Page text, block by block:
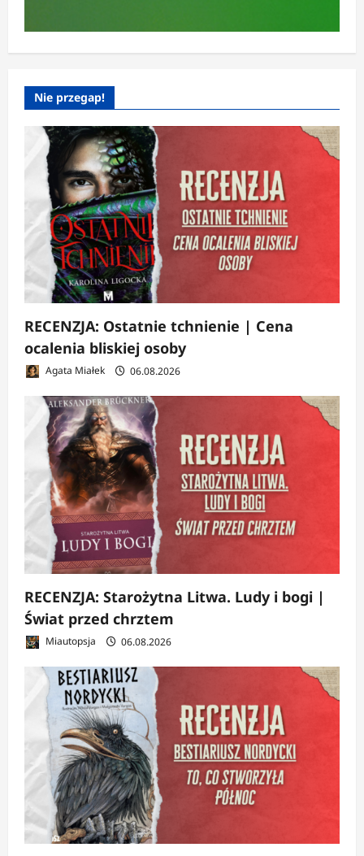
Nie przegap!
RECENZJA: Ostatnie tchnienie | Cena
ocalenia bliskiej osoby
Agata Miałek 06.08.2026
RECENZJA: Starożytna Litwa. Ludy i bogi |
Świat przed chrztem
Miautopsja 06.08.2026